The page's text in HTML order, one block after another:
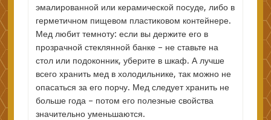
эмалированной или керамической посуде, либо в
герметичном пищевом пластиковом контейнере.
Мед любит темноту: если вы держите его в
прозрачной стеклянной банке – не ставьте на
стол или подоконник, уберите в шкаф. А лучше
всего хранить мед в холодильнике, так можно не
опасаться за его порчу. Мед следует хранить не
больше года – потом его полезные свойства
значительно уменьшаются.